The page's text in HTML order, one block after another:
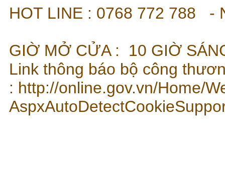
HOT LINE :
GIỜ MỞ CỬA : 10 GIỜ
Link thông báo bộ công
: http://online.gov.vn/Home/